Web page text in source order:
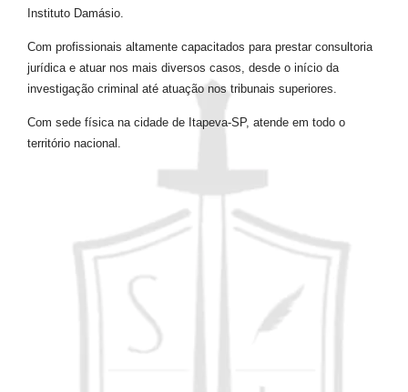
Instituto Damásio.
Com profissionais altamente capacitados para prestar consultoria
jurídica e atuar nos mais diversos casos, desde o início da
investigação criminal até atuação nos tribunais superiores.
Com sede física na cidade de Itapeva-SP, atende em todo o
território nacional.